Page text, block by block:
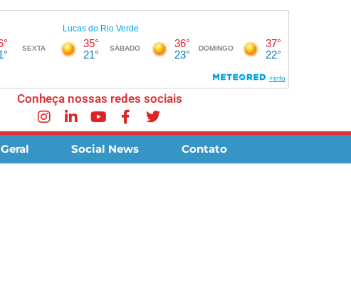
Conheça nossas redes sociais
Geral Social News Contato